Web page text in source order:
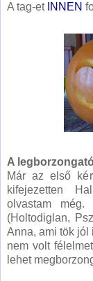
A tag-et INNEN
A
Már az első
kifejezetten
olvastam még.
(Holtodiglan,
Anna, ami tök jól
nem volt
lehet